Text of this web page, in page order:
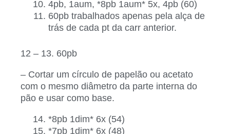
4pb, 1aum, *8pb 1aum* 5x, 4pb (60)
60pb trabalhados apenas pela alça de
trás de cada pt da carr anterior.
12 – 13. 60pb
– Cortar um círculo de papelão ou acetato
com o mesmo diâmetro da parte interna do
pão e usar como base.
*8pb 1dim* 6x (54)
*7pb 1dim* 6x (48)